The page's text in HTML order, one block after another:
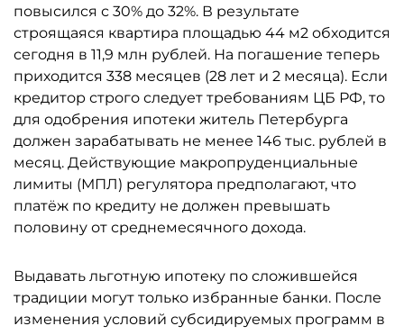
повысился с 30% до 32%. В результате
строящаяся квартира площадью 44 м2 обходится
сегодня в 11,9 млн рублей. На погашение теперь
приходится 338 месяцев (28 лет и 2 месяца). Если
кредитор строго следует требованиям ЦБ РФ, то
для одобрения ипотеки житель Петербурга
должен зарабатывать не менее 146 тыс. рублей в
месяц. Действующие макропруденциальные
лимиты (МПЛ) регулятора предполагают, что
платёж по кредиту не должен превышать
половину от среднемесячного дохода.
Выдавать льготную ипотеку по сложившейся
традиции могут только избранные банки. После
изменения условий субсидируемых программ в